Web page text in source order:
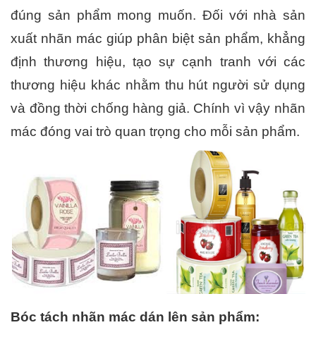
đúng sản phẩm mong muốn. Đối với nhà sản
xuất nhãn mác giúp phân biệt sản phẩm, khẳng
định thương hiệu, tạo sự cạnh tranh với các
thương hiệu khác nhằm thu hút người sử dụng
và đồng thời chống hàng giả. Chính vì vậy nhãn
mác đóng vai trò quan trọng cho mỗi sản phẩm.
Bóc tách nhãn mác dán lên sản phẩm: